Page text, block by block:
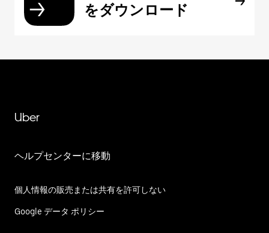
をダウンロード
Uber
ヘルプセンターに移動
個人情報の販売または共有を許可しない
Google データ ポリシー